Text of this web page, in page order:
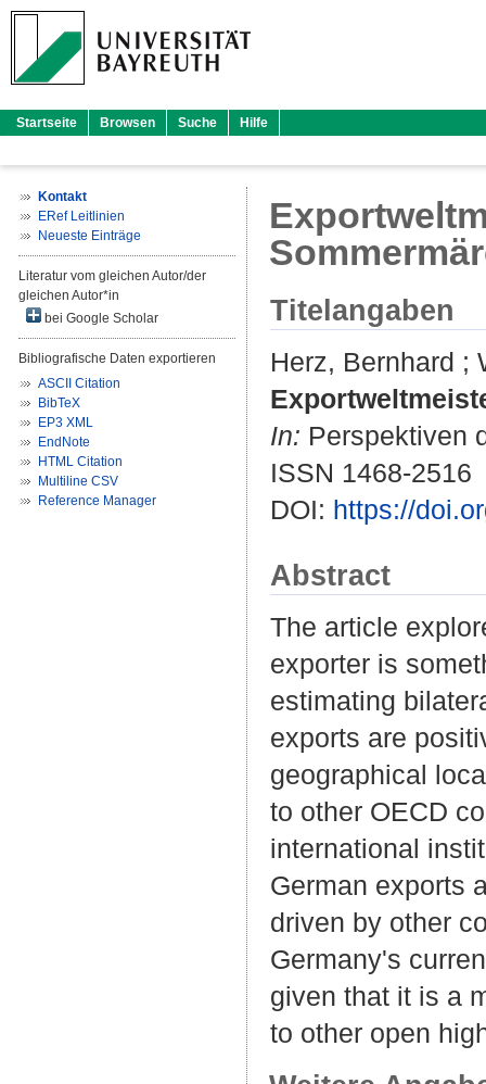
Startseite Browsen Suche Hilfe
Kontakt
ERef Leitlinien
Neueste Einträge
Literatur vom gleichen Autor/der
gleichen Autor*in
bei Google Scholar
Bibliografische Daten exportieren
ASCII Citation
BibTeX
EP3 XML
EndNote
HTML Citation
Multiline CSV
Reference Manager
Titelangaben
Herz, Bernhard ;
In: Perspektiven
ISSN 1468-2516
DOI: https://
Abstract
The article
exporter is
estimating
exports are
geographical
to other OECD
international
German exports
driven by other
Germany's
given that it is a
to other open